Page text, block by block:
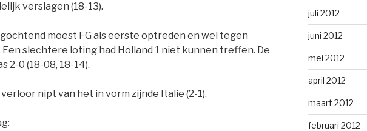
verslagen (18-13).
moest FG als eerste optreden en wel tegen
Een slechtere loting had Holland 1 niet kunnen treffen. De
2-0 (18-08, 18-14).
verloor nipt van het in vorm zijnde Italie (2-1).
juli 2012
juni 2012
mei 2012
april 2012
maart 2012
februari 2012